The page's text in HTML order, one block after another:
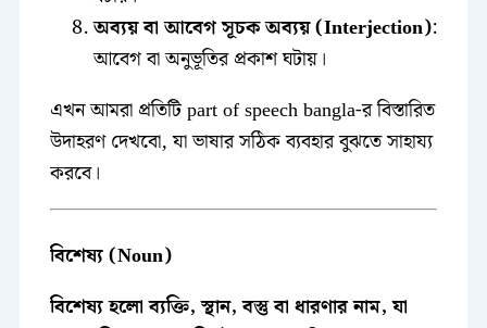
অব্যয় বা আবেগ সূচক অব্যয় (Interjection):
আবেগ বা অনুভূতির প্রকাশ ঘটায়।
এখন আমরা প্রতিটি part of speech bangla-র বিস্তারিত
উদাহরণ দেখবো, যা ভাষার সঠিক ব্যবহার বুঝতে সাহায্য
করবে।
বিশেষ্য (Noun)
বিশেষ্য হলো ব্যক্তি, স্থান, বস্তু বা ধারণার নাম, যা